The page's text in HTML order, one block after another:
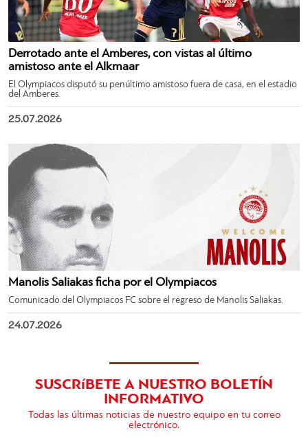
Derrotado ante el Amberes, con vistas al último
amistoso ante el Alkmaar
El Olympiacos disputó su penúltimo amistoso fuera de casa, en el estadio
del Amberes.
25.07.2026
Manolis Saliakas ficha por el Olympiacos
Comunicado del Olympiacos FC sobre el regreso de Manolis Saliakas.
24.07.2026
SUSCRíBETE A NUESTRO BOLETÍN
INFORMATIVO
Todas las últimas noticias de nuestro equipo en tu correo
electrónico.